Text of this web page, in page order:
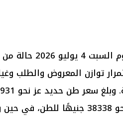
السبت
4 يوليو
توازن المعروض والطلب
سجل متوسط الحديد الاستثماري نحو 38338